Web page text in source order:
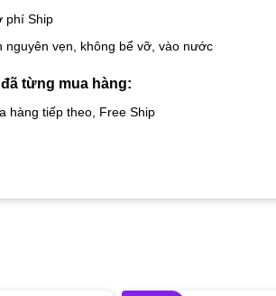
phí Ship
nguyên vẹn, không bể vỡ, vào nước
từng mua hàng:
hàng tiếp theo, Free Ship